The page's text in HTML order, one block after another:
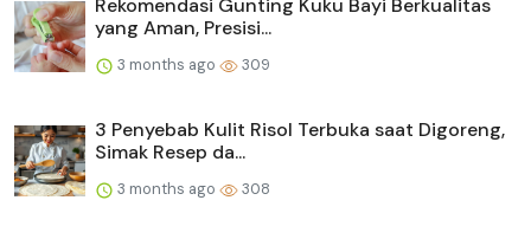
Rekomendasi Gunting Kuku Bayi Berkualitas
yang Aman, Presisi...
3 months ago 309
3 Penyebab Kulit Risol Terbuka saat Digoreng,
Simak Resep da...
3 months ago 308